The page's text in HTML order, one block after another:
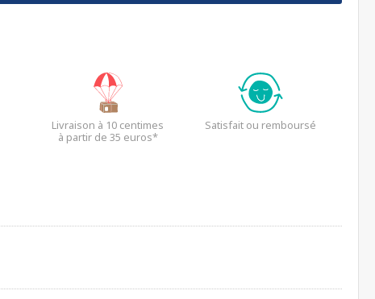
Livraison à 10 centimes
à partir de 35 euros*
Satisfait ou remboursé